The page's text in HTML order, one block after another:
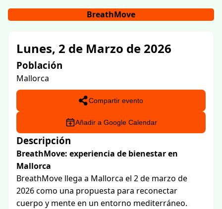
BreathMove
Lunes, 2 de Marzo de 2026
Población
Mallorca
Compartir evento
Añadir a Google Calendar
Descripción
BreathMove: experiencia de bienestar en
Mallorca
BreathMove llega a Mallorca el 2 de marzo de
2026 como una propuesta para reconectar
cuerpo y mente en un entorno mediterráneo.